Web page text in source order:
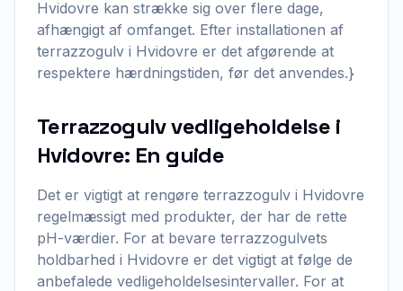
Hvidovre kan strække sig over flere dage,
afhængigt af omfanget. Efter installationen af
terrazzogulv i Hvidovre er det afgørende at
respektere hærdningstiden, før det anvendes.}
Terrazzogulv vedligeholdelse i
Hvidovre: En guide
Det er vigtigt at rengøre terrazzogulv i Hvidovre
regelmæssigt med produkter, der har de rette
pH-værdier. For at bevare terrazzogulvets
holdbarhed i Hvidovre er det vigtigt at følge de
anbefalede vedligeholdelsesintervaller. For at